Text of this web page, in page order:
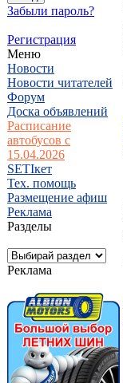
Забыли пароль?
Регистрация
Меню
Новости
Новости читателей
Форум
Доска объявлений
Расписание
автобусов с
15.04.2026
SETIкет
Тех. помощь
Размещение афиш
Реклама
Разделы
Реклама